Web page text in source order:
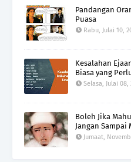
Pandangan
Puasa
Rabu, Julai 10,
Kesalahan
Biasa yang
Selasa, Julai 08,
Boleh Jika
Jangan Sampai
Jumaat,